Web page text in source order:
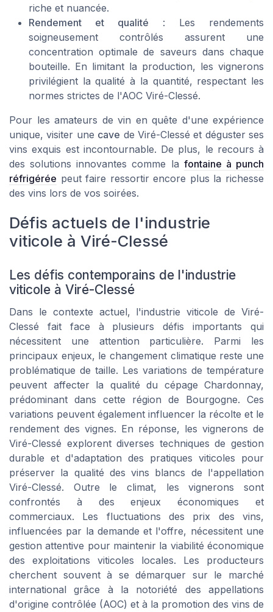
riche et nuancée.
Rendement et qualité : Les rendements
soigneusement contrôlés assurent une
concentration optimale de saveurs dans chaque
bouteille. En limitant la production, les vignerons
privilégient la qualité à la quantité, respectant les
normes strictes de l'AOC Viré-Clessé.
Pour les amateurs de vin en quête d'une expérience
unique, visiter une cave de Viré-Clessé et déguster ses
vins exquis est incontournable. De plus, le recours à
des solutions innovantes comme la fontaine à punch
réfrigérée peut faire ressortir encore plus la richesse
des vins lors de vos soirées.
Défis actuels de l'industrie
viticole à Viré-Clessé
Les défis contemporains de l'industrie
viticole à Viré-Clessé
Dans le contexte actuel, l'industrie viticole de Viré-
Clessé fait face à plusieurs défis importants qui
nécessitent une attention particulière. Parmi les
principaux enjeux, le changement climatique reste une
problématique de taille. Les variations de température
peuvent affecter la qualité du cépage Chardonnay,
prédominant dans cette région de Bourgogne. Ces
variations peuvent également influencer la récolte et le
rendement des vignes. En réponse, les vignerons de
Viré-Clessé explorent diverses techniques de gestion
durable et d'adaptation des pratiques viticoles pour
préserver la qualité des vins blancs de l'appellation
Viré-Clessé. Outre le climat, les vignerons sont
confrontés à des enjeux économiques et
commerciaux. Les fluctuations des prix des vins,
influencées par la demande et l'offre, nécessitent une
gestion attentive pour maintenir la viabilité économique
des exploitations viticoles locales. Les producteurs
cherchent souvent à se démarquer sur le marché
international grâce à la notoriété des appellations
d'origine contrôlée (AOC) et à la promotion des vins de